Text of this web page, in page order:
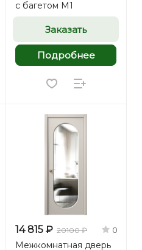
с багетом М1
Заказать
Подробнее
14 815 ₽ 20100 ₽ 0
Межкомнатная дверь